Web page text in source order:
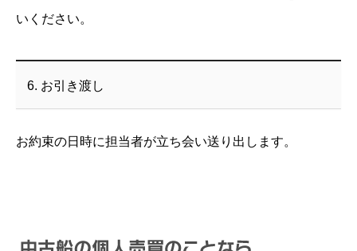
いください。
6. お引き渡し
お約束の日時に担当者が立ち会い送り出します。